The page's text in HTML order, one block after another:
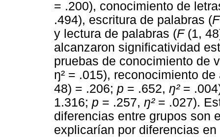
= .200), conocimiento de
.494), escritura de palabras (F
y lectura de palabras (F(1,
alcanzaron significatividad
pruebas de conocimiento de
ŋ² = .015), reconocimiento
48) = .206; p = .652, ŋ²=
1.316; p = .257, ŋ²= .027).
diferencias entre grupos son
explicarían por diferencias